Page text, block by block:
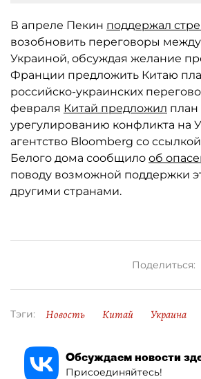
В апреле Пекин поддержал
возобновить переговоры
Украиной, обсуждая желание
Франции предложить Китаю
российско-украинских
февраля Китай предложил план
урегулированию конфликта на
агентство Bloomberg со
Белого дома сообщило об
поводу возможной поддержки
другими странами.
Поделиться:
Тэги: Новость Китай Украина
Обсуждаем новости
Присоединяйтесь!